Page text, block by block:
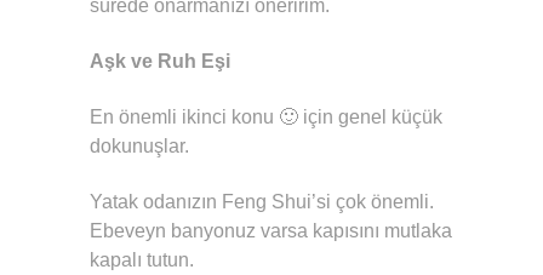
sürede onarmanızı öneririm.
Aşk ve Ruh Eşi
En önemli ikinci konu 🙂 için genel küçük
dokunuşlar.
Yatak odanızın Feng Shui’si çok önemli.
Ebeveyn banyonuz varsa kapısını mutlaka
kapalı tutun.